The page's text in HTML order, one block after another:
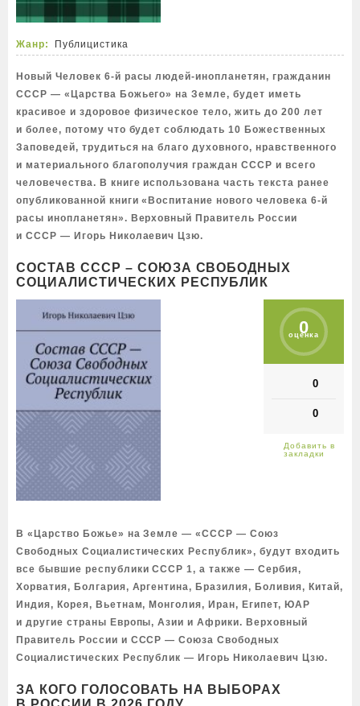
Жанр: Публицистика
Новый Человек 6-й расы людей-инопланетян, гражданин
СССР — «Царства Божьего» на Земле, будет иметь
красивое и здоровое физическое тело, жить до 200 лет
и более, потому что будет соблюдать 10 Божественных
Заповедей, трудиться на благо духовного, нравственного
и материального благополучия граждан СССР и всего
человечества. В книге использована часть текста ранее
опубликованной книги «Воспитание нового человека 6-й
расы инопланетян». Верховный Правитель России
и СССР — Игорь Николаевич Цзю.
СОСТАВ СССР – СОЮЗА СВОБОДНЫХ
СОЦИАЛИСТИЧЕСКИХ РЕСПУБЛИК
0
оценка
0
0
В «Царство Божье» на Земле — «СССР — Союз
Свободных Социалистических Республик», будут входить
все бывшие республики СССР 1, а также — Сербия,
Хорватия, Болгария, Аргентина, Бразилия, Боливия, Китай,
Индия, Корея, Вьетнам, Монголия, Иран, Египет, ЮАР
и другие страны Европы, Азии и Африки. Верховный
Правитель России и СССР — Союза Свободных
Социалистических Республик — Игорь Николаевич Цзю.
ЗА КОГО ГОЛОСОВАТЬ НА ВЫБОРАХ